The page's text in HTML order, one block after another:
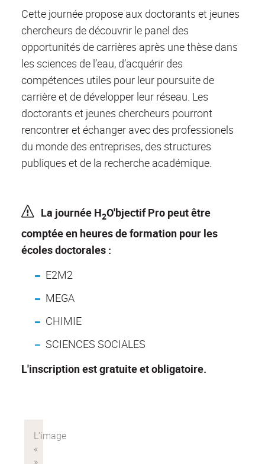
Cette journée propose aux doctorants et jeunes
chercheurs de découvrir le panel des
opportunités de carrières après une thèse dans
les sciences de l’eau, d’acquérir des
compétences utiles pour leur poursuite de
carrière et de développer leur réseau. Les
doctorants et jeunes chercheurs pourront
rencontrer et échanger avec des professionels
du monde des entreprises, des structures
publiques et de la recherche académique.
La journée H2O'bjectif Pro peut être
comptée en heures de formation pour les
écoles doctorales :
E2M2
MEGA
CHIMIE
SCIENCES SOCIALES
L'inscription est gratuite et obligatoire.